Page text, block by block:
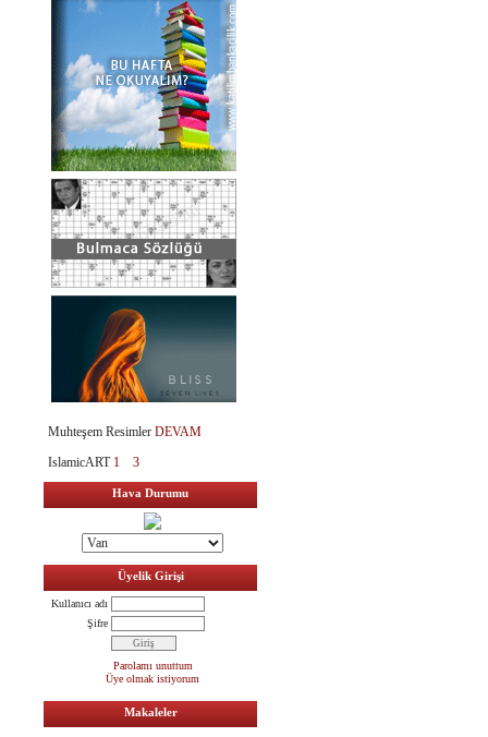
Muhteşem Resimler DEVAM
IslamicART 1 3
Hava Durumu
Üyelik Girişi
Kullanıcı adı
Şifre
Parolamı unuttum
Üye olmak istiyorum
Makaleler